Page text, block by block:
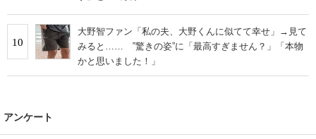
10
大野智ファン「私の夫、大野くんに似てて幸せ」→見て
みると…… ‟驚きの姿”に「最高すぎません？」「本物
かと思いました！」
アンケート